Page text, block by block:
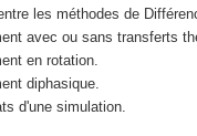
les méthodes de
avec ou sans transferts
en rotation.
diphasique.
d'une simulation.